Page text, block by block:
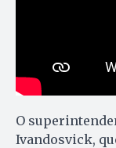
O
Ivandosvick,